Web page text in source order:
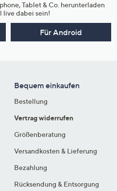
Tablet & Co. herunterladen
live dabei sein!
Für Android
Bequem einkaufen
Bestellung
Vertrag widerrufen
Größenberatung
Versandkosten & Lieferung
Bezahlung
Rücksendung & Entsorgung